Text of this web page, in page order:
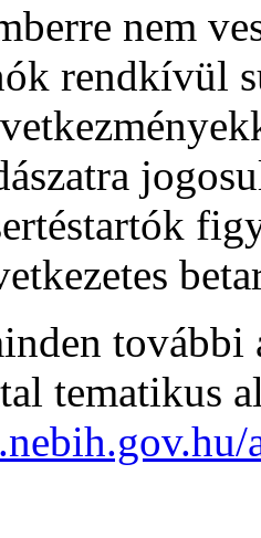
nem
rendkívül
tematikus